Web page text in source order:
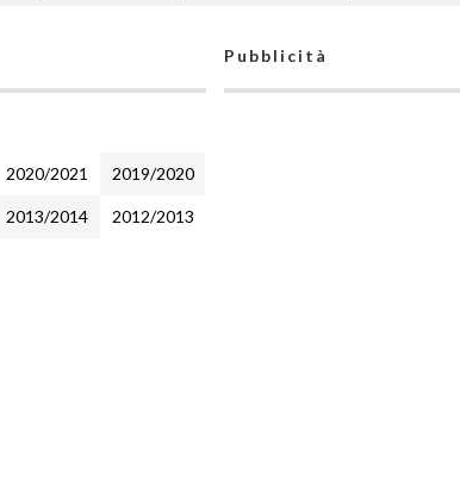
2020/2021 2019/2020
2013/2014 2012/2013
Pubblicità